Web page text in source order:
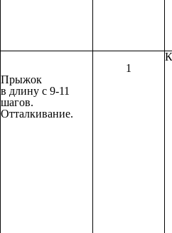
Прыжок
в длину с 9-11
шагов.
Отталкивание.
1